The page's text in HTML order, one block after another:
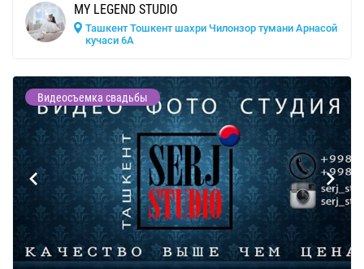
MY LEGEND STUDIO
Ташкент Тошкент шахри Чилонзор тумани Арнасой
кучаси 6A
Видеосъемка свадьбы